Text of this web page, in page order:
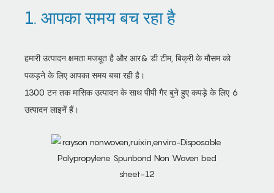
1. आपका समय बच रहा है
हमारी उत्पादन क्षमता मजबूत है और आर& डी टीम, बिक्री के मौसम को
पकड़ने के लिए आपका समय बचा रही है।
1300 टन तक मासिक उत्पादन के साथ पीपी गैर बुने हुए कपड़े के लिए 6
उत्पादन लाइनें हैं।